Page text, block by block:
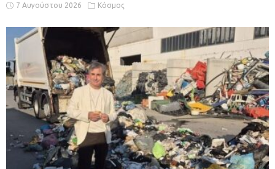
7 Αυγούστου 2026 Κόσμος